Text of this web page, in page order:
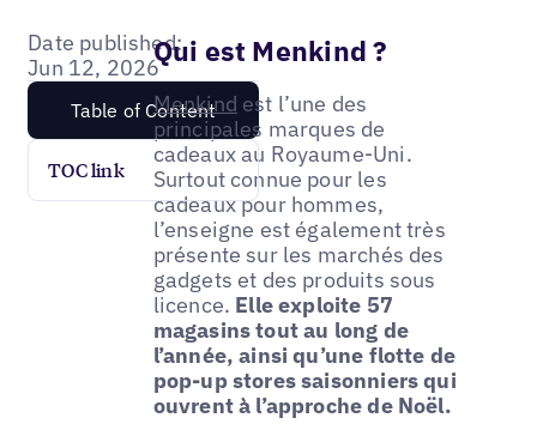
Date published:
Jun 12, 2026
Table of Content
TOC link
Qui est Menkind ?
Menkind est l’une des
principales marques de
cadeaux au Royaume-Uni.
Surtout connue pour les
cadeaux pour hommes,
l’enseigne est également très
présente sur les marchés des
gadgets et des produits sous
licence. Elle exploite 57
magasins tout au long de
l’année, ainsi qu’une flotte de
pop-up stores saisonniers qui
ouvrent à l’approche de Noël.